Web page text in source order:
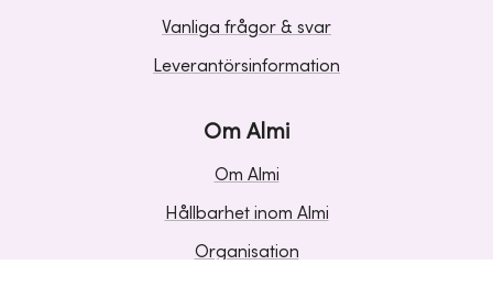
Vanliga frågor & svar
Leverantörsinformation
Om Almi
Om Almi
Hållbarhet inom Almi
Organisation